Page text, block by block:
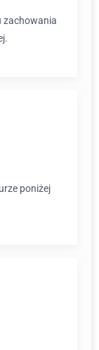
zachowania
poniżej